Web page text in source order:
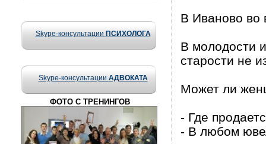
Skype-консультации ПСИХОЛОГА
Skype-консультации АДВОКАТА
ФОТО С ТРЕНИНГОВ
В Иваново во
В молодости
старости не
Может ли
- Где
- В любом